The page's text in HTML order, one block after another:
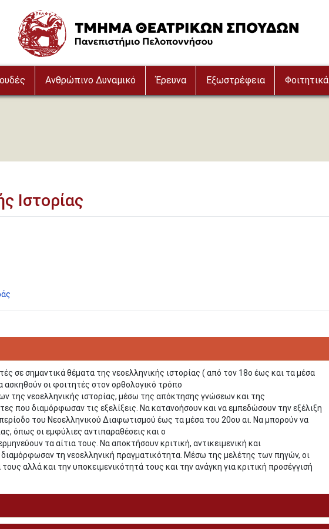
Image
Ανθρώπινο Δυναμικό Έρευνα Εξωστρέφεια Φοιτητικά
Ιστορίας
σε σημαντικά θέματα της νεοελληνικής ιστορίας ( από τον 18ο έως και τα μέσα
ασκηθούν οι φοιτητές στον ορθολογικό τρόπο
της νεοελληνικής ιστορίας, μέσω της απόκτησης γνώσεων και της
που διαμόρφωσαν τις εξελίξεις. Να κατανοήσουν και να εμπεδώσουν την εξέλιξη
του Νεοελληνικού Διαφωτισμού έως τα μέσα του 20ου αι. Να μπορούν να
όπως οι εμφύλιες αντιπαραθέσεις και ο
τα αίτια τους. Να αποκτήσουν κριτική, αντικειμενική και
τη νεοελληνική πραγματικότητα. Μέσω της μελέτης των πηγών, οι
αλλά και την υποκειμενικότητά τους και την ανάγκη για κριτική προσέγγισή